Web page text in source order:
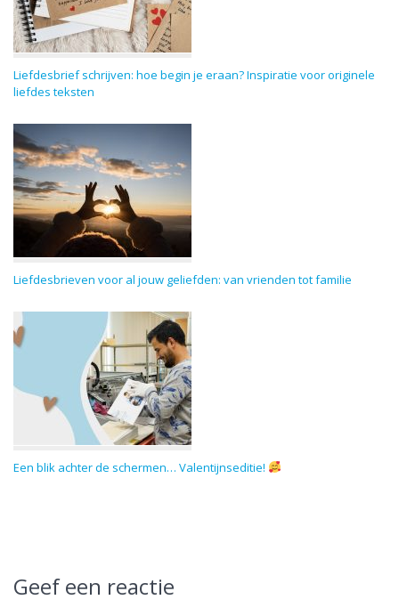
Liefdesbrief schrijven: hoe begin je eraan? Inspiratie voor originele
liefdes teksten
Liefdesbrieven voor al jouw geliefden: van vrienden tot familie
Een blik achter de schermen… Valentijnseditie!
Geef een reactie